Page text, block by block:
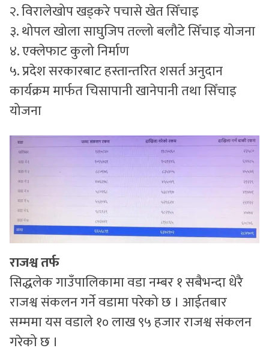
२. विरालेखोप खड्करे पचासे खेत सिँचाइ
३. थोपल खोला साघुजिप तल्लो बलौटे सिँचाइ योजना
४. एक्लेफाट कुलो निर्माण
५. प्रदेश सरकारबाट हस्तान्तरित शसर्त अनुदान
कार्यक्रम मार्फत चिसापानी खानेपानी तथा सिँचाइ
योजना
राजश्व तर्फ
सिद्धलेक गाउँपालिकामा वडा नम्बर १ सबैभन्दा धेरै
राजश्व संकलन गर्ने वडामा परेको छ । आईतबार
सम्ममा यस वडाले १० लाख ९५ हजार राजश्व संकलन
गरेको छ ।